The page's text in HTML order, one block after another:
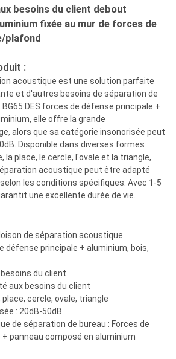
besoins du client debout
fixée au mur de forces de
plafond
:
acoustique est une solution parfaite
et d'autres besoins de séparation de
DES forces de défense principale +
elle offre la grande
alors que sa catégorie insonorisée peut
Disponible dans diverses formes
la place, le cercle, l'ovale et la triangle,
acoustique peut être adapté
les conditions spécifiques. Avec 1-5
une excellente durée de vie.
de séparation acoustique
défense principale + aluminium, bois,
du client
aux besoins du client
place, cercle, ovale, triangle
: 20dB-50dB
de séparation de bureau : Forces de
panneau composé en aluminium